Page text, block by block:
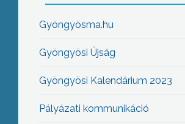
Gyöngyösma.hu
Gyöngyösi Újság
Gyöngyösi Kalendárium 2023
Pályázati kommunikáció